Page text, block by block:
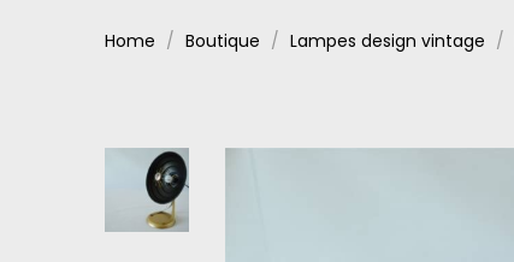
Home Boutique Lampes design vintage